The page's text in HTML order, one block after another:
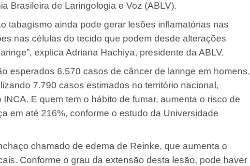
Brasileira de Laringologia e Voz (ABLV).
tabagismo ainda pode gerar lesões inflamatórias nas
nas células do tecido que podem desde alterações
explica Adriana Hachiya, presidente da ABLV.
esperados 6.570 casos de câncer de laringe em homens,
7.790 casos estimados no território nacional,
E quem tem o hábito de fumar, aumenta o risco de
em até 216%, conforme o estudo da Universidade
chamado de edema de Reinke, que aumenta o
Conforme o grau da extensão desta lesão, pode haver